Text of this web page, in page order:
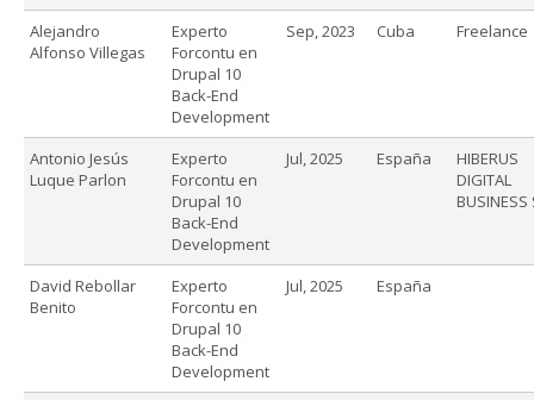
Alejandro
Alfonso Villegas
Experto
Forcontu en
Drupal 10
Back-End
Development
Sep, 2023 Cuba Freelance
Antonio Jesús
Luque Parlon
Experto
Forcontu en
Drupal 10
Back-End
Development
Jul, 2025 España
HIBERUS
DIGITAL
BUSINESS
David Rebollar
Benito
Experto
Forcontu en
Drupal 10
Back-End
Development
Jul, 2025 España